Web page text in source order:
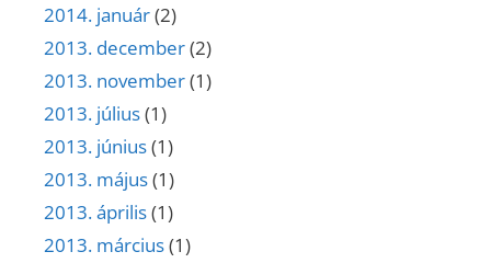
2014. január(2)
2013. december(2)
2013. november(1)
2013. július(1)
2013. június(1)
2013. május(1)
2013. április(1)
2013. március(1)